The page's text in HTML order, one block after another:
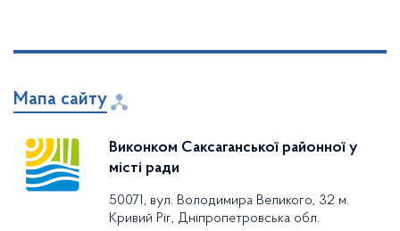
Мапа сайту
Виконком Саксаганської районної у
місті ради
50071, вул. Володимира Великого, 32 м.
Кривий Ріг, Дніпропетровська обл.